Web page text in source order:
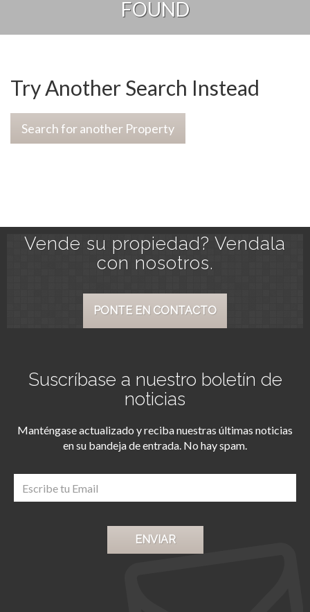
FOUND
Try Another Search Instead
Search for another Property
Vende su propiedad? Vendala
con nosotros.
PONTE EN CONTACTO
Suscríbase a nuestro boletín de
noticias
Manténgase actualizado y reciba nuestras últimas noticias
en su bandeja de entrada. No hay spam.